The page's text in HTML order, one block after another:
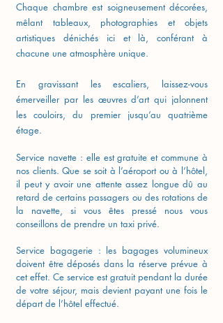
Chaque chambre est soigneusement décorées,
mêlant tableaux, photographies et objets
artistiques dénichés ici et là, conférant à
chacune une atmosphère unique.
En gravissant les escaliers, laissez-vous
émerveiller par les œuvres d’art qui jalonnent
les couloirs, du premier jusqu’au quatrième
étage.
Service navette : elle est gratuite et commune à
nos clients. Que se soit à l’aéroport ou à l’hôtel,
il peut y avoir une attente assez longue dû au
retard de certains passagers ou des rotations de
la navette, si vous êtes pressé nous vous
conseillons de prendre un taxi privé.
Service bagagerie : les bagages volumineux
doivent être déposés dans la réserve prévue à
cet effet. Ce service est gratuit pendant la durée
de votre séjour, mais devient payant une fois le
départ de l’hôtel effectué.